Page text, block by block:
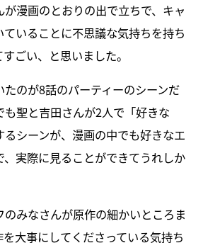
漫画のとおりの出で立ちで、キャ
いることに不思議な気持ちを持ち
ごい、と思いました。
たのが8話のパーティーのシーンだ
も聖と吉田さんが2人で「好きな
シーンが、漫画の中でも好きなエ
、実際に見ることができてうれしか
みなさんが原作の細かいところま
大事にしてくださっている気持ち